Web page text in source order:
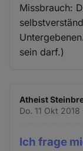
Missbrauch:
sein darf.)
Atheist
Do. 11 Okt 2018
Ich frage